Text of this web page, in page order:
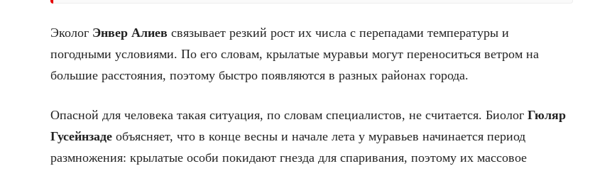
Эколог Энвер Алиев связывает резкий рост их числа с перепадами температуры и
погодными условиями. По его словам, крылатые муравьи могут переноситься ветром на
большие расстояния, поэтому быстро появляются в разных районах города.
Опасной для человека такая ситуация, по словам специалистов, не считается. Биолог Гюляр
Гусейнзаде объясняет, что в конце весны и начале лета у муравьев начинается период
размножения: крылатые особи покидают гнезда для спаривания, поэтому их массовое